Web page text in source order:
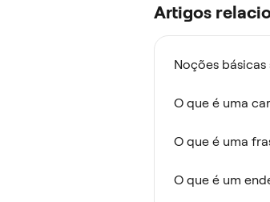
Artigos
Noções
O que é uma
O que é uma
O que é um